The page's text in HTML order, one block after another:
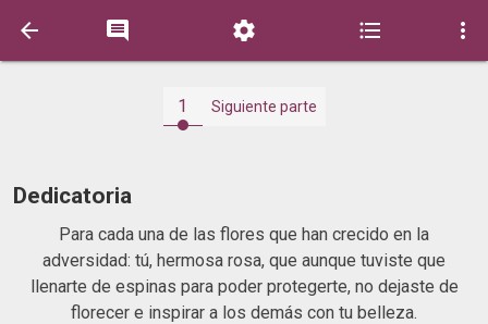
    
1 Siguiente parte
Dedicatoria
Para cada una de las flores que han crecido en la
adversidad: tú, hermosa rosa, que aunque tuviste que
llenarte de espinas para poder protegerte, no dejaste de
florecer e inspirar a los demás con tu belleza.